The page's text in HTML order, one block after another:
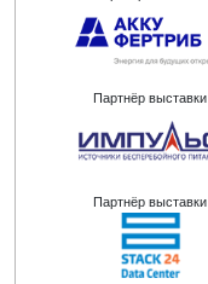
Партнёр выставки
Партнёр выставки